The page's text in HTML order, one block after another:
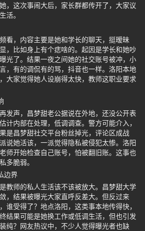
，这次事闹大后，家长群都传开了，大家议
活。
看，内容主要是她和学长的聊天，挺暧昧
，比如身上有个痣啥的。起因是学长和她吵
光了。结果一夜之间她的社交账号被冲，小
，有的调侃有的骂，抖音也一样。洛阳本地
大家觉得她人设崩得太快，教师这职业要求
发声，昌梦甜老公据说在外地，还没公开表
计内部在处理，低调调查。警方可能介入，
是昌梦甜社交平台粉丝掉光，评论区成战
说她活该，一派觉得隐私被侵犯太惨。洛阳
师开始检查自己账号，怕被翻旧账。这事也
多脆弱。
边界
教师的私人生活该不该被放大。昌梦甜大学
，结果被曝光大家直呼反差大。但反过来
谁受得了？地点洛阳，这类事本地传得快，
结果可能是她换工作或低调生活，但也引发
纯？网友热议中，不少人觉得曝光者也缺